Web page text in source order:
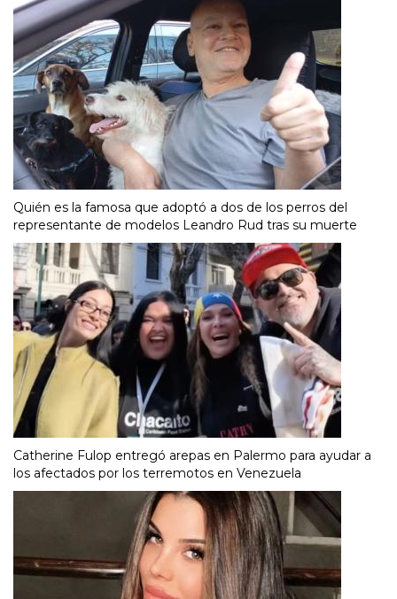
Quién es la famosa que adoptó a dos de los perros del
representante de modelos Leandro Rud tras su muerte
Catherine Fulop entregó arepas en Palermo para ayudar a
los afectados por los terremotos en Venezuela